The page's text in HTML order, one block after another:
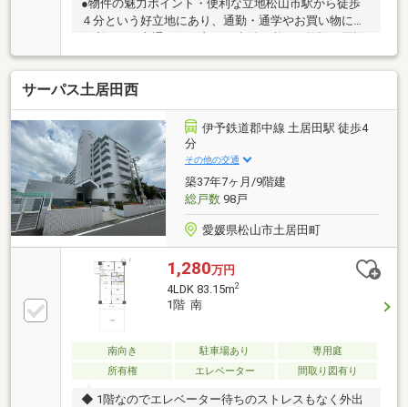
●物件の魅力ポイント・便利な立地松山市駅から徒歩
４分という好立地にあり、通勤・通学やお買い物にも
便利です。交通の便が良く、生活に必要な施設も周辺
に揃っています。・快適な３ＬＤＫの間取り３ＬＤＫ
の広々とした間取りで、家族全員が快適に暮らせるス
ペースを提供します。各部屋が十分な広さを持ち、プ
ライベート空間を大切にすることができます。・リフ
ォーム済みの水回りとリビング水回りとリビングはリ
フォーム済みで、新しく清潔な状態です。すぐに快適
な生活を始めることができます。・自由にリフォーム
可能な洋室と和室洋室と和室はリフォームしていない
ため、お好みに合わせて自由にリフォームできます
サーパス土居田西
伊予鉄道郡中線 土居田駅 徒歩4
分
その他の交通
築37年7ヶ月/9階建
総戸数98戸
愛媛県松山市土居田町
1,280万円
4LDK 83.15m2
1階 南
南向き 駐車場あり
専用庭
所有権
エレベーター 間取り図有り
◆ 1階なのでエレベーター待ちのストレスもなく外出